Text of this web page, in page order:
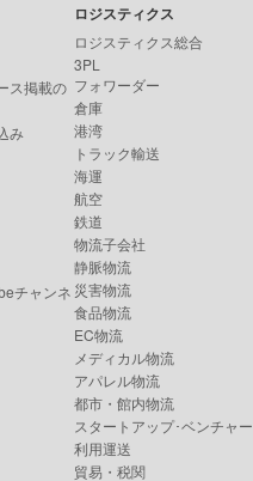
ス掲載の
み
チャンネ
ロジスティクス
ロジスティクス総合
3PL
フォワーダー
倉庫
港湾
トラック輸送
海運
航空
鉄道
物流子会社
静脈物流
災害物流
食品物流
EC物流
メディカル物流
アパレル物流
都市・館内物流
スタートアップ･ベンチャー
利用運送
貿易・税関